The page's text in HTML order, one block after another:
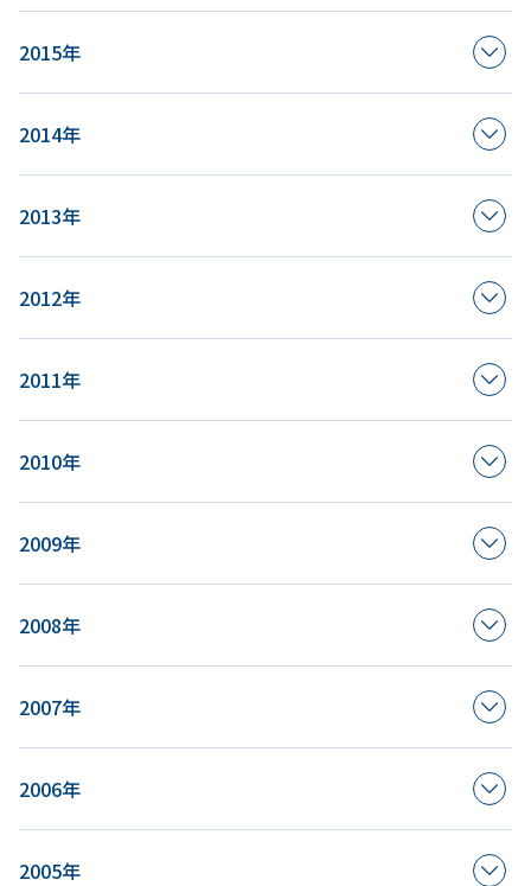
2015年
2014年
2013年
2012年
2011年
2010年
2009年
2008年
2007年
2006年
2005年